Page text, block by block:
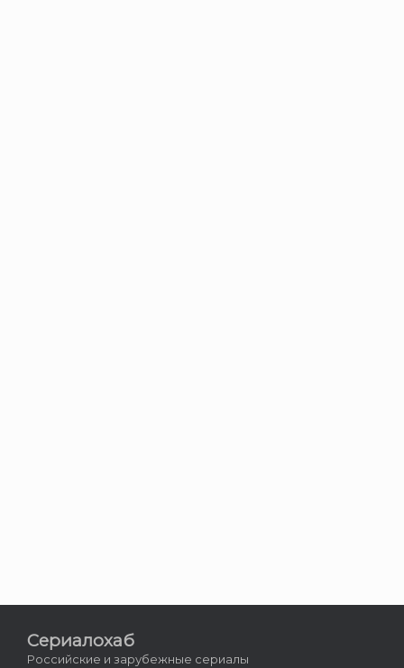
Сериалохаб
Российские и зарубежные сериалы